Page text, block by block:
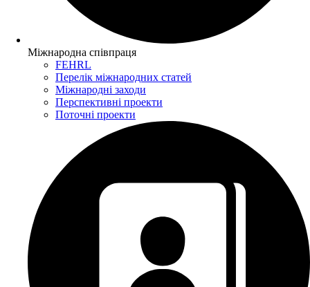
Міжнародна співпраця
FEHRL
Перелік міжнародних статей
Міжнародні заходи
Перспективні проекти
Поточні проекти